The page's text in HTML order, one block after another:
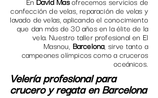
confección de velas, reparación de velas y
lavado de velas, aplicando el conocimiento
que dan más de 30 años en la élite de la
vela. Nuestro taller profesional en El
Masnou, Barcelona, sirve tanto a
campeones olímpicos como a cruceros
oceánicos.
Velería profesional para
crucero y regata en Barcelona